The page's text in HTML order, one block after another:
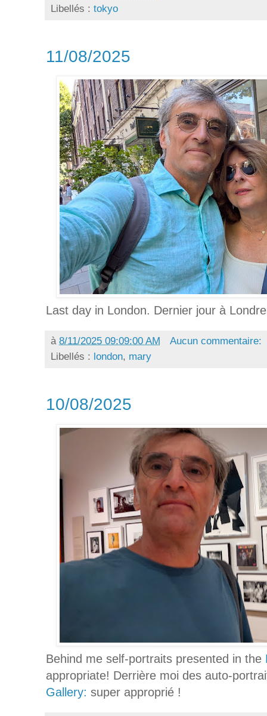
Libellés : tokyo
11/08/2025
Last day in London. Dernier jour à
à 8/11/2025 09:09:00 AM
Aucun commentaire:
Libellés : london, mary
10/08/2025
Behind me self-portraits presented in the
appropriate! Derrière moi des auto-
Gallery: super approprié !